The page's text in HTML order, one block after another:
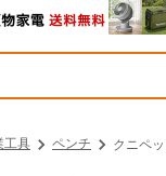
工具 ペンチ クニペ